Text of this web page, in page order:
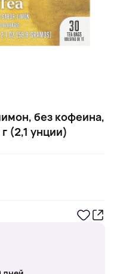
без кофеина,
(2,1 унции)